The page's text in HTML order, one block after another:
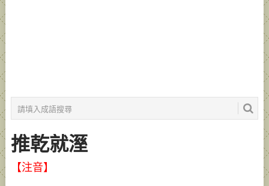
推乾就溼
【注音】